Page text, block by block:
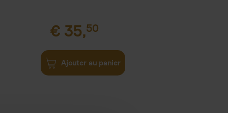
€ 35,50
Ajouter au panier